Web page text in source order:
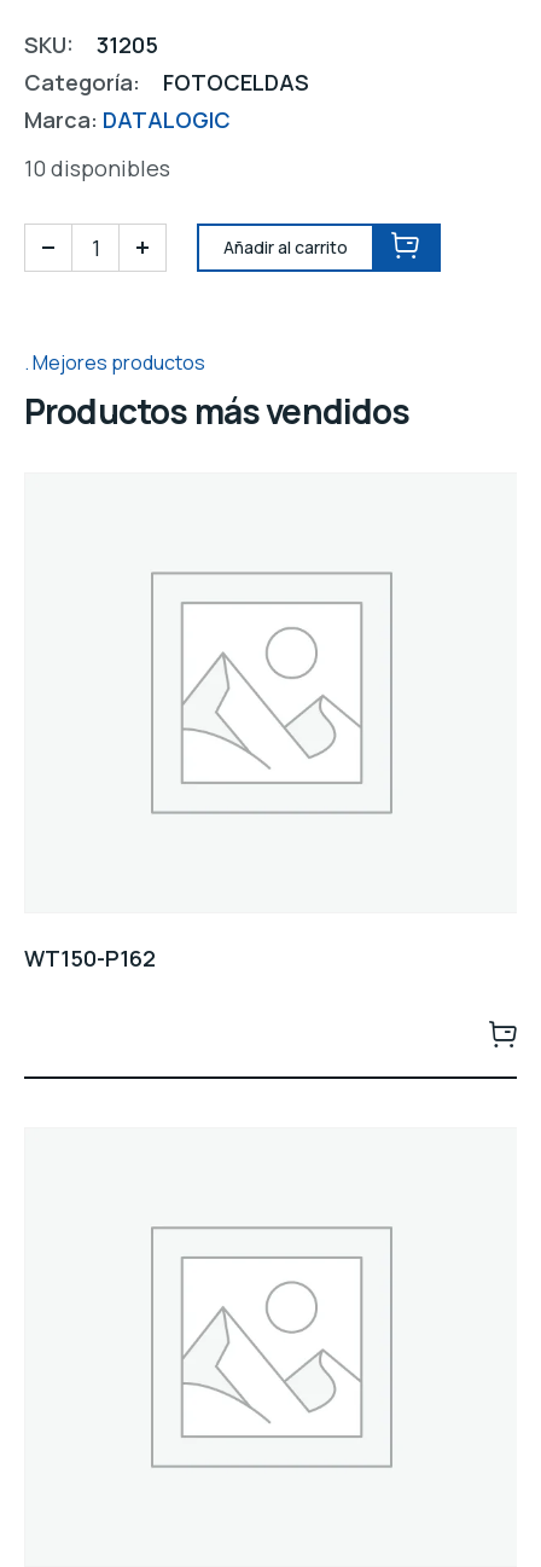
SKU:
31205
Categoría:
FOTOCELDAS
Marca: DATALOGIC
10 disponibles
Añadir al carrito
Mejores productos
Productos más vendidos
WT150-P162